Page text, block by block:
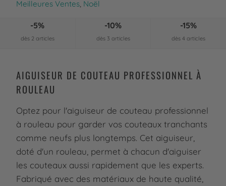
Meilleures Ventes, Noël
-5%
dès 2 articles
-10%
dès 3 articles
-15%
dès 4 articles
AIGUISEUR DE COUTEAU PROFESSIONNEL À
ROULEAU
Optez pour l'aiguiseur de couteau professionnel
à rouleau pour garder vos couteaux tranchants
comme neufs plus longtemps. Cet aiguiseur,
doté d'un rouleau, permet à chacun d'aiguiser
les couteaux aussi rapidement que les experts.
Fabriqué avec des matériaux de haute qualité,